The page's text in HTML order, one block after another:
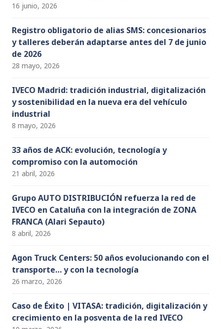
16 junio, 2026
Registro obligatorio de alias SMS: concesionarios
y talleres deberán adaptarse antes del 7 de junio
de 2026
28 mayo, 2026
IVECO Madrid: tradición industrial, digitalización
y sostenibilidad en la nueva era del vehículo
industrial
8 mayo, 2026
33 años de ACK: evolución, tecnología y
compromiso con la automoción
21 abril, 2026
Grupo AUTO DISTRIBUCIÓN refuerza la red de
IVECO en Cataluña con la integración de ZONA
FRANCA (Alari Sepauto)
8 abril, 2026
Agon Truck Centers: 50 años evolucionando con el
transporte… y con la tecnología
26 marzo, 2026
Caso de Éxito | VITASA: tradición, digitalización y
crecimiento en la posventa de la red IVECO